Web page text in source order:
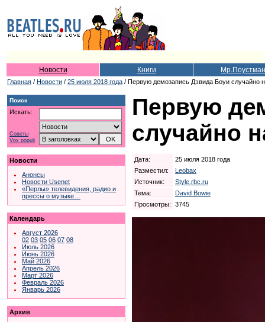
Новости Книги Мр.Поустман
Главная / Новости / 25 июля 2018 года / Первую демозапись Дэвида Боуи случайно
Поиск
Искать:
Советы
Vox populi
Новости
Анонсы
Новости Usenet
«Перлы» телевидения, радио и
прессы о музыке…
Календарь
Август 2026
02 03 05 06 07 08
Июль 2026
Июнь 2026
Май 2026
Апрель 2026
Март 2026
Февраль 2026
Январь 2026
Архив
Первую
случайно
Дата:
25 июля 2018 года
Разместил:
Leobax
Источник:
Style.rbc.ru
Тема:
David Bowie
Просмотры:
3745